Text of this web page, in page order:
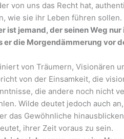
von uns das Recht hat,
wie sie ihr Leben führen sollen.
ist jemand, der seinen Weg
er die Morgendämmerung vor
von Träumern, Visionären
von der Einsamkeit, die
die andere noch nicht
Wilde deutet jedoch auch
das Gewöhnliche
ihrer Zeit voraus zu sein.